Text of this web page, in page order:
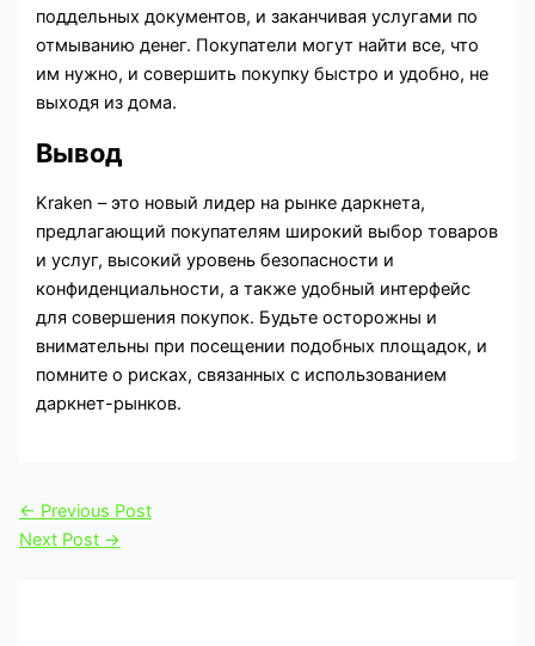
поддельных документов, и заканчивая услугами по
отмыванию денег. Покупатели могут найти все, что
им нужно, и совершить покупку быстро и удобно, не
выходя из дома.
Вывод
Kraken – это новый лидер на рынке даркнета,
предлагающий покупателям широкий выбор товаров
и услуг, высокий уровень безопасности и
конфиденциальности, а также удобный интерфейс
для совершения покупок. Будьте осторожны и
внимательны при посещении подобных площадок, и
помните о рисках, связанных с использованием
даркнет-рынков.
← Previous Post
Next Post →